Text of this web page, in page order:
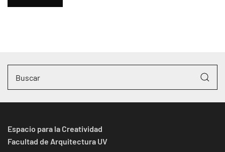
Espacio para la Creatividad
Facultad de Arquitectura UV